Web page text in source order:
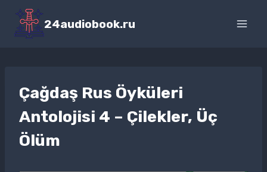
Перейти
содержимому
24audiobook.ru
Çağdaş Rus Öyküleri
Antolojisi 4 – Çilekler, Üç
Ölüm